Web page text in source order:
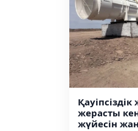
жерасты
жүйесін